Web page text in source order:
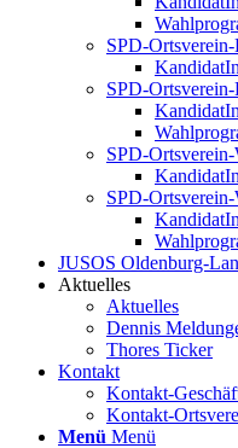
SPD-
SPD-
SPD-
SPD-Orts­­ver­­ein-
JUSOS Olden­­burg-
Aktu­el­les
Aktu­el­les
Den­nis
Tho­res Ticker
Kon­takt
Kon­­­takt-
Kon­­­takt-
Menü Menü